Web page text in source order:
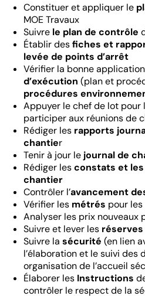
Constituer et appliquer le
MOE Travaux
Suivre le plan de contrôle
Établir desfiches et
levée de points d’arrêt
Vérifier la bonne
d’exécution (plan et
procédures
Appuyer le chef de lot pour
participer aux réunions de
Rédiger les rapports
chantier
Tenir à jour le journal de
Rédiger lesconstats et
chantier
Contrôler l’avancement
Vérifier les métrés pour
Analyser les prix nouveaux
Suivre et lever les réserves
Suivre la sécurité (en lien
l’élaboration et le suivi des
organisation de l’accueil
Élaborer les Instructions
contrôler le respect de la